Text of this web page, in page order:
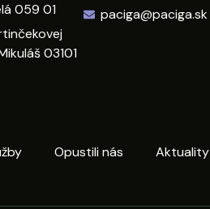
059 01
03101
paciga@paciga.sk
Opustili nás Aktuality